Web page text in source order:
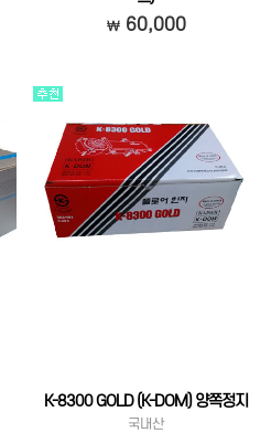
스텐레스케이스로 부식이 없고, 2밸브로
60,000
K-8300 GOLD (K-DOM) 양쪽정지
국내산